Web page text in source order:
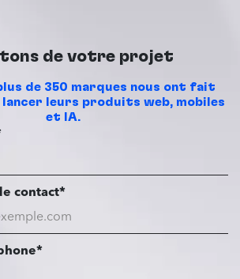
de votre projet
de 350 marques nous ont fait
leurs produits web, mobiles
et IA.
contact*